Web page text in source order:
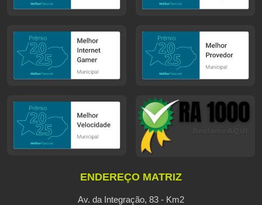
ENDEREÇO MATRIZ
Av. da Integração, 83 - Km2